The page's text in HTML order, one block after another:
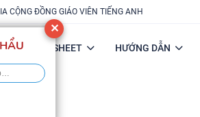
CỘNG ĐỒNG GIÁO VIÊN TIẾNG ANH
FLASH-SHEET HƯỚNG DẪN
✕